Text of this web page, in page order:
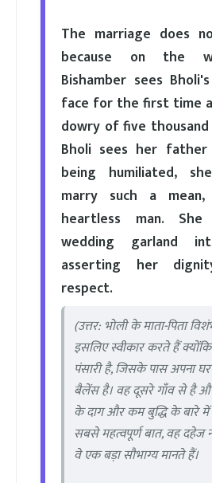
The marriage does
because on the
Bishamber sees
face for the first time
dowry of five thousand
Bholi sees her father
being humiliated,
marry such a
heartless man.
wedding garland
asserting her
respect.
(उत्तर: भोली के माता-पिता
इसलिए स्वीकार करते हैं
पंसारी है, जिसके पास अपना
बैलेंस है। वह दूसरे गाँव से है
के दाग और कम बुद्धि के बारे में
सबसे महत्वपूर्ण बात, वह दहेज
वे एक बड़ा सौभाग्य मानते हैं।